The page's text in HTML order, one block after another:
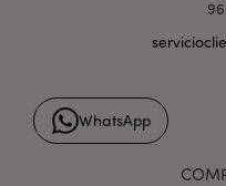
WhatsApp